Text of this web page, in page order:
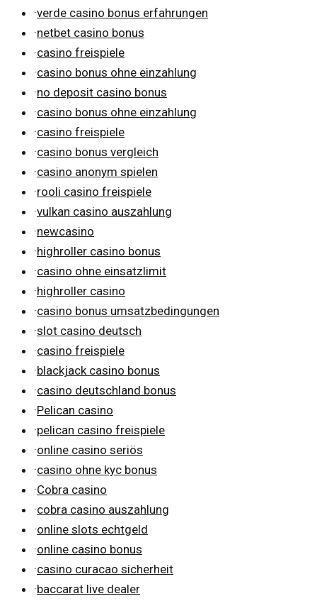
·verde casino bonus erfahrungen
·netbet casino bonus
·casino freispiele
·casino bonus ohne einzahlung
·no deposit casino bonus
·casino bonus ohne einzahlung
·casino freispiele
·casino bonus vergleich
·casino anonym spielen
·rooli casino freispiele
·vulkan casino auszahlung
·newcasino
·highroller casino bonus
·casino ohne einsatzlimit
·highroller casino
·casino bonus umsatzbedingungen
·slot casino deutsch
·casino freispiele
·blackjack casino bonus
·casino deutschland bonus
·Pelican casino
·pelican casino freispiele
·online casino seriös
·casino ohne kyc bonus
·Cobra casino
·cobra casino auszahlung
·online slots echtgeld
·online casino bonus
·casino curacao sicherheit
·baccarat live dealer